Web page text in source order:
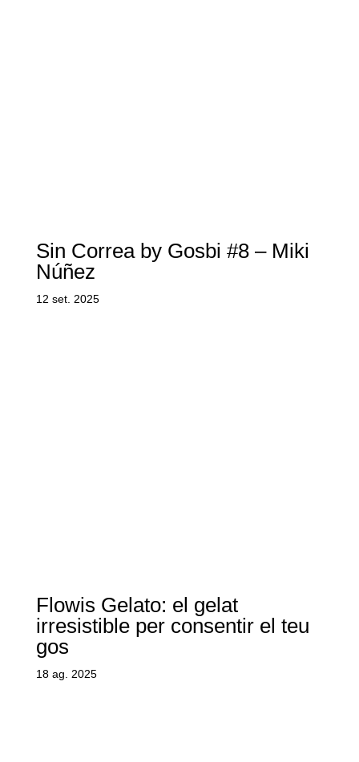
Sin Correa by Gosbi #8 – Miki
Núñez
12 set. 2025
Flowis Gelato: el gelat
irresistible per consentir el teu
gos
18 ag. 2025